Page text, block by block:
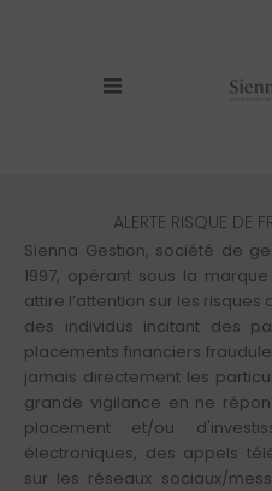
ALERTE RISQUE DE
Sienna Gestion, société de
1997, opérant sous la
attire l’attention sur les
des individus incitant des
placements financiers
jamais directement les
grande vigilance en ne
placement et/ou
électroniques, des appels
sur les réseaux sociaux/